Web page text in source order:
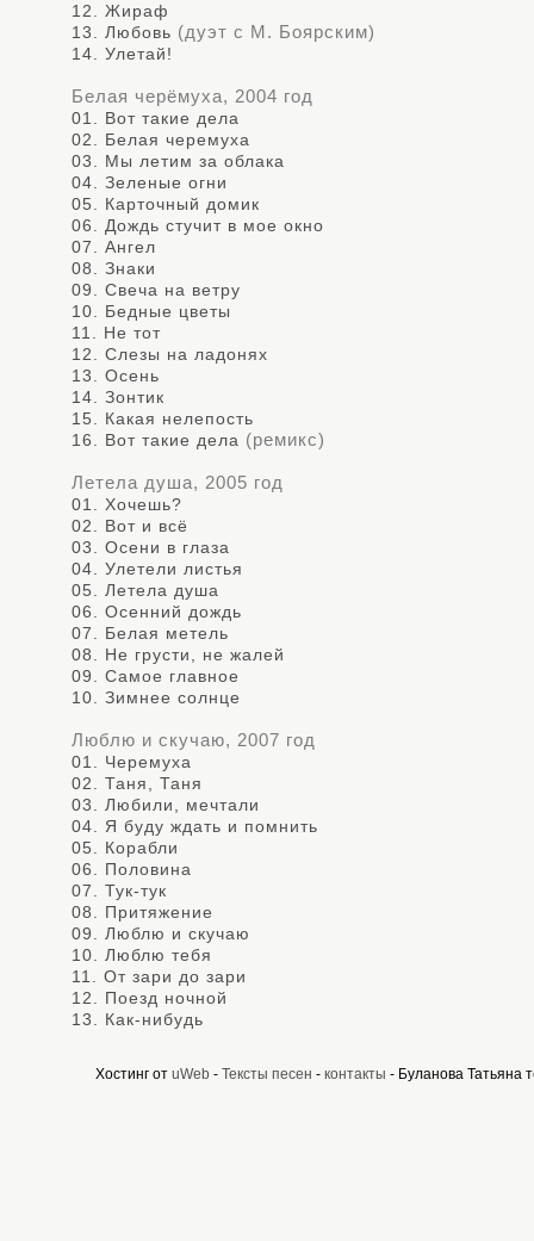
12. Жираф
13. Любовь (дуэт с М. Боярским)
14. Улетай!
Белая черёмуха, 2004 год
01. Вот такие дела
02. Белая черемуха
03. Мы летим за облака
04. Зеленые огни
05. Карточный домик
06. Дождь стучит в мое окно
07. Ангел
08. Знаки
09. Свеча на ветру
10. Бедные цветы
11. Не тот
12. Слезы на ладонях
13. Осень
14. Зонтик
15. Какая нелепость
16. Вот такие дела (ремикс)
Летела душа, 2005 год
01. Хочешь?
02. Вот и всё
03. Осени в глаза
04. Улетели листья
05. Летела душа
06. Осенний дождь
07. Белая метель
08. Не грусти, не жалей
09. Самое главное
10. Зимнее солнце
Люблю и скучаю, 2007 год
01. Черемуха
02. Таня, Таня
03. Любили, мечтали
04. Я буду ждать и помнить
05. Корабли
06. Половина
07. Тук-тук
08. Притяжение
09. Люблю и скучаю
10. Люблю тебя
11. От зари до зари
12. Поезд ночной
13. Как-нибудь
Хостинг от uWeb - Тексты песен - контакты - Буланова Татьяна